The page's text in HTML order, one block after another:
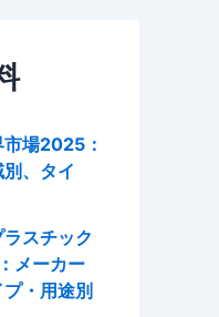
場2025：
、タイ
スチック
メーカー
・用途別